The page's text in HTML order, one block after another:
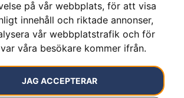
på vår webbplats, för att visa
innehåll och riktade annonser,
vår webbplatstrafik och för
våra besökare kommer ifrån.
JAG ACCEPTERAR